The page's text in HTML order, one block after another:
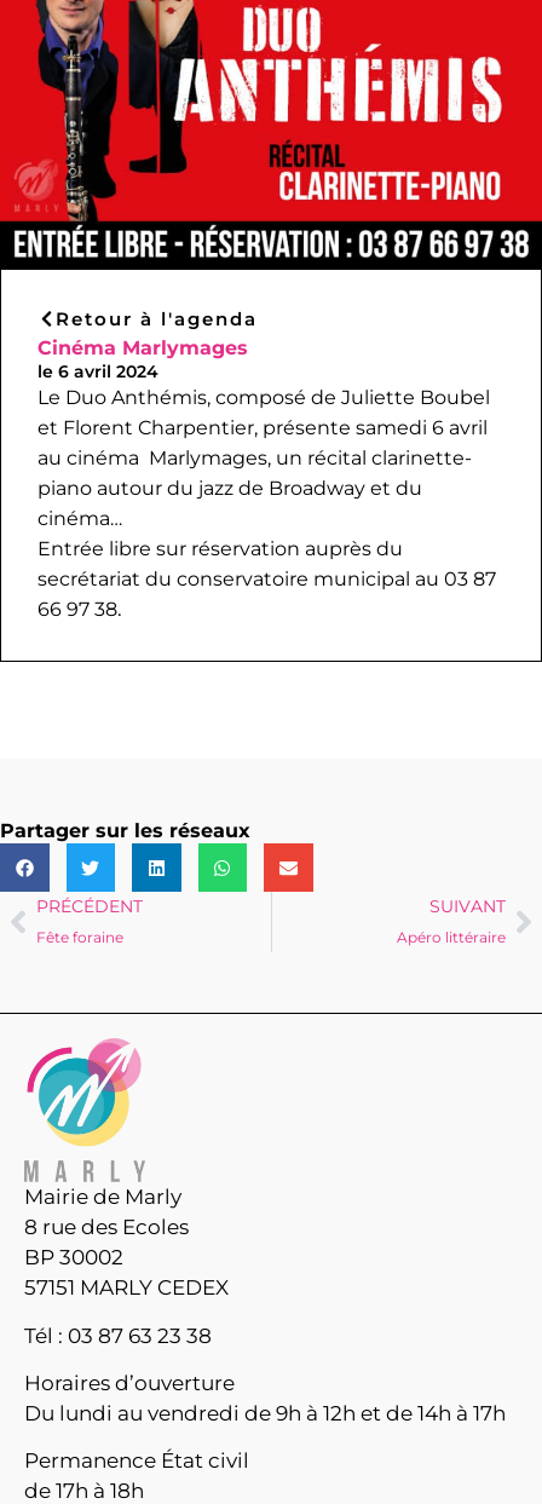
Retour à l'agenda
Cinéma Marlymages
le 6 avril 2024
Le Duo Anthémis, composé de Juliette Boubel
et Florent Charpentier, présente samedi 6 avril
au cinéma Marlymages, un récital clarinette-
piano autour du jazz de Broadway et du
cinéma…
Entrée libre sur réservation auprès du
secrétariat du conservatoire municipal au 03 87
66 97 38.
Partager sur les réseaux
PRÉCÉDENT
Fête foraine
SUIVANT
Apéro littéraire
Mairie de Marly
8 rue des Ecoles
BP 30002
57151 MARLY CEDEX
Tél : 03 87 63 23 38
Horaires d’ouverture
Du lundi au vendredi de 9h à 12h et de 14h à 17h
Permanence État civil
de 17h à 18h